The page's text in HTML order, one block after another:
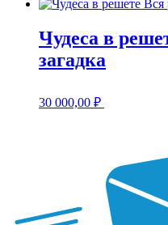
Чудеса в
загадка
30 000,00 ₽